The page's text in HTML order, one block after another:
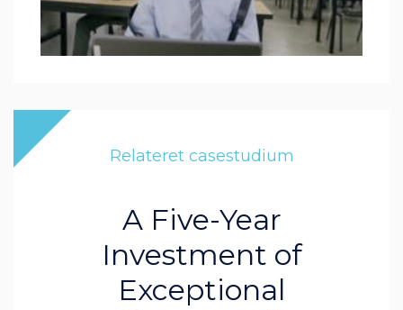
Relateret casestudium
A Five-Year
Investment of
Exceptional